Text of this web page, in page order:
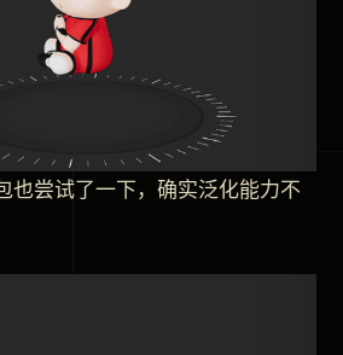
也尝试了一下，确实泛化能力不